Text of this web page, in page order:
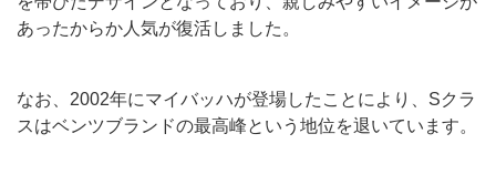
あったからか人気が復活しました。
なお、2002年にマイバッハが登場したことにより、Sクラ
スはベンツブランドの最高峰という地位を退いています。